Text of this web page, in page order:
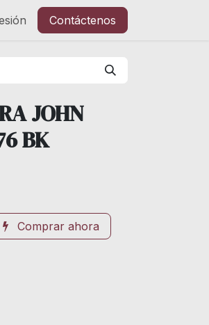
Contáctenos
JOHN
BK
Comprar ahora